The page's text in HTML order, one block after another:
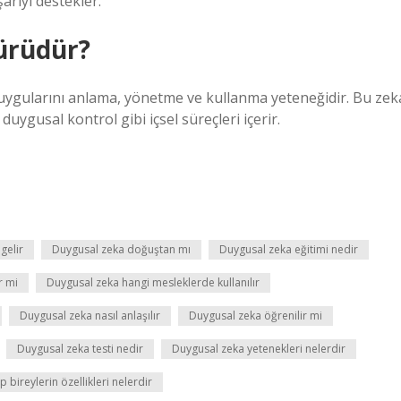
anlama, yönetme ve kullanma yeteneğidir. Bu
duygusal kontrol gibi içsel süreçleri içerir.
Duygusal zeka doğuştan mı Duygusal zeka eğitimi nedir
mi Duygusal zeka hangi mesleklerde kullanılır
Duygusal zeka nasıl anlaşılır Duygusal zeka öğrenilir mi
Duygusal zeka testi nedir Duygusal zeka yetenekleri nelerdir
bireylerin özellikleri nelerdir